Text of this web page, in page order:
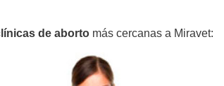
de aborto más cercanas a Miravet: